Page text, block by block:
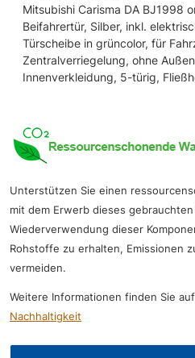
Mitsubishi Carisma DA BJ1998
Beifahrertür, Silber, inkl.
Türscheibe in grüncolor, für
Zentralverriegelung, ohne
Innenverkleidung, 5-türig,
Unterstützen Sie einen
mit dem Erwerb dieses
Wiederverwendung dieser
Rohstoffe zu erhalten, Emissionen
vermeiden.
Weitere Informationen finden Sie
Nachhaltigkeit